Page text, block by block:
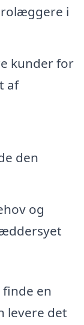
i
kunder for
af
den
og
en
levere det